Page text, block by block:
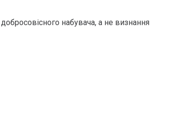
набувача, а не визнання